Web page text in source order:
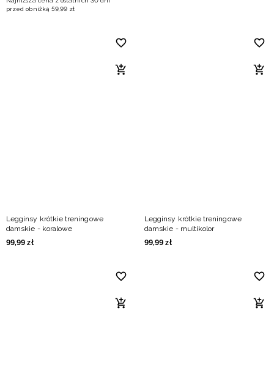
przed obniżką 59,99 zł
Legginsy krótkie treningowe
damskie - koralowe
99,99 zł
Legginsy krótkie treningowe
damskie - multikolor
99,99 zł